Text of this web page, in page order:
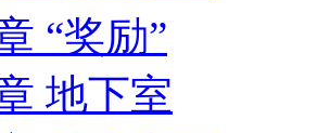
“奖励”
地下室